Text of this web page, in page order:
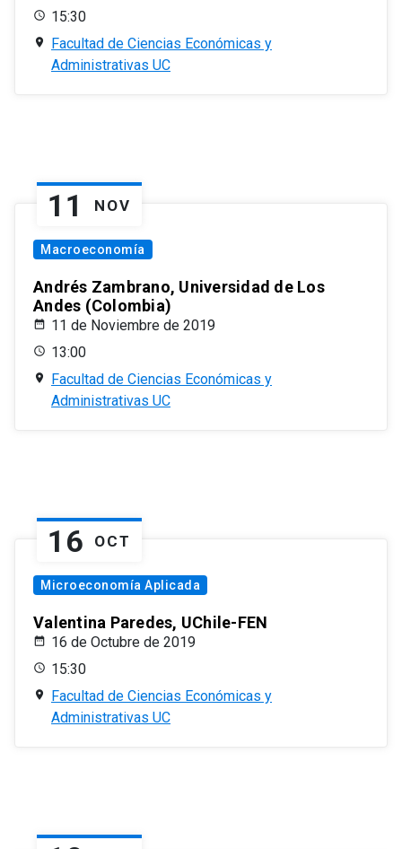
15:30
Facultad de Ciencias Económicas y
Administrativas UC
11 NOV
Macroeconomía
Andrés Zambrano, Universidad de Los
Andes (Colombia)
11 de Noviembre de 2019
13:00
Facultad de Ciencias Económicas y
Administrativas UC
16 OCT
Microeconomía Aplicada
Valentina Paredes, UChile-FEN
16 de Octubre de 2019
15:30
Facultad de Ciencias Económicas y
Administrativas UC